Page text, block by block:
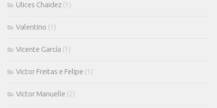
Ulices Chaidez (1)
Valentino (1)
Vicente García (1)
Victor Freitas e Felipe (1)
Victor Manuelle (2)